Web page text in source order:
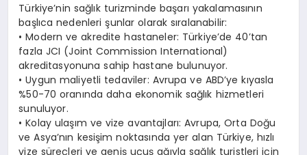
Türkiye’nin sağlık turizminde başarı yakalamasının
başlıca nedenleri şunlar olarak sıralanabilir:
• Modern ve akredite hastaneler: Türkiye’de 40’tan
fazla JCI (Joint Commission International)
akreditasyonuna sahip hastane bulunuyor.
• Uygun maliyetli tedaviler: Avrupa ve ABD’ye kıyasla
%50-70 oranında daha ekonomik sağlık hizmetleri
sunuluyor.
• Kolay ulaşım ve vize avantajları: Avrupa, Orta Doğu
ve Asya’nın kesişim noktasında yer alan Türkiye, hızlı
vize süreçleri ve geniş uçuş ağıyla sağlık turistleri için